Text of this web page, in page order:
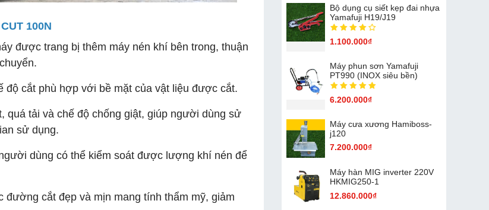
100N
được trang bị thêm máy nén khí bên trong, thuận
độ cắt phù hợp với bề mặt của vật liệu được cắt.
quá tải và chế độ chống giật, giúp người dùng sử
sử dụng.
dùng có thể kiểm soát được lượng khí nén để
cắt đẹp và mịn mang tính thẩm mỹ, giảm
Bộ dụng cụ siết kẹp đai nhựa
Yamafuji H19/J19
1.100.000₫
Máy phun sơn Yamafuji
PT990 (INOX siêu bền)
6.200.000₫
Máy cưa xương Hamiboss-
j120
7.200.000₫
Máy hàn MIG inverter 220V
HKMIG250-1
12.860.000₫